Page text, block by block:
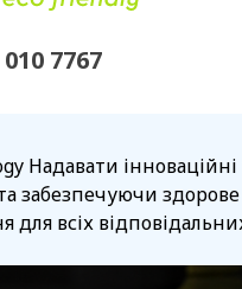
7767
Надавати
забезпечуючи
для всіх